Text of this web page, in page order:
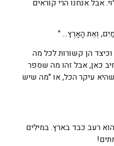
אבל אנחנו הרי קוראים
וְאֵת הָאָרֶץ… "
הן קשורות לכל מה
כאן, אבל זהו מה שספר
עיקר הכל, או "מה שיש
רעב כבד בארץ. במילים